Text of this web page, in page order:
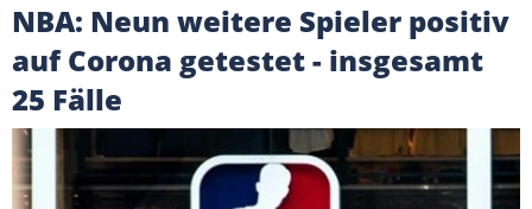
NBA: Neun weitere Spieler positiv
auf Corona getestet - insgesamt
25 Fälle